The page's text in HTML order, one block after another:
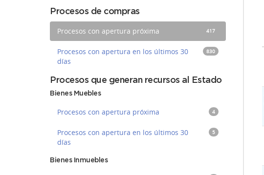
Procesos de compras
Procesos con apertura próxima 417
Procesos con apertura en los últimos 30
días
830
Procesos que generan recursos al Estado
Bienes Muebles
Procesos con apertura próxima 4
Procesos con apertura en los últimos 30
días
5
Bienes Inmuebles